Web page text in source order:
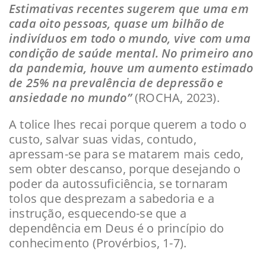
Estimativas recentes sugerem que uma em
cada oito pessoas, quase um bilhão de
indivíduos em todo o mundo, vive com uma
condição de saúde mental. No primeiro ano
da pandemia, houve um aumento estimado
de 25% na prevalência de depressão e
ansiedade no mundo”(ROCHA, 2023).
A tolice lhes recai porque querem a todo o
custo, salvar suas vidas, contudo,
apressam-se para se matarem mais cedo,
sem obter descanso, porque desejando o
poder da autossuficiência, se tornaram
tolos que desprezam a sabedoria e a
instrução, esquecendo-se que a
dependência em Deus é o princípio do
conhecimento (Provérbios, 1-7).